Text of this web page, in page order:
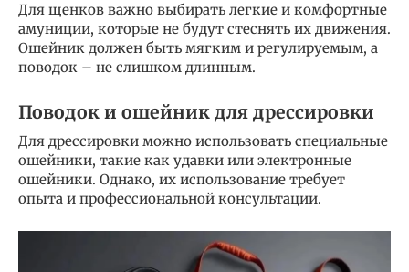
Для щенков важно выбирать легкие и комфортные
амуниции, которые не будут стеснять их движения.
Ошейник должен быть мягким и регулируемым, а
поводок – не слишком длинным.
Поводок и ошейник для дрессировки
Для дрессировки можно использовать специальные
ошейники, такие как удавки или электронные
ошейники. Однако, их использование требует
опыта и профессиональной консультации.